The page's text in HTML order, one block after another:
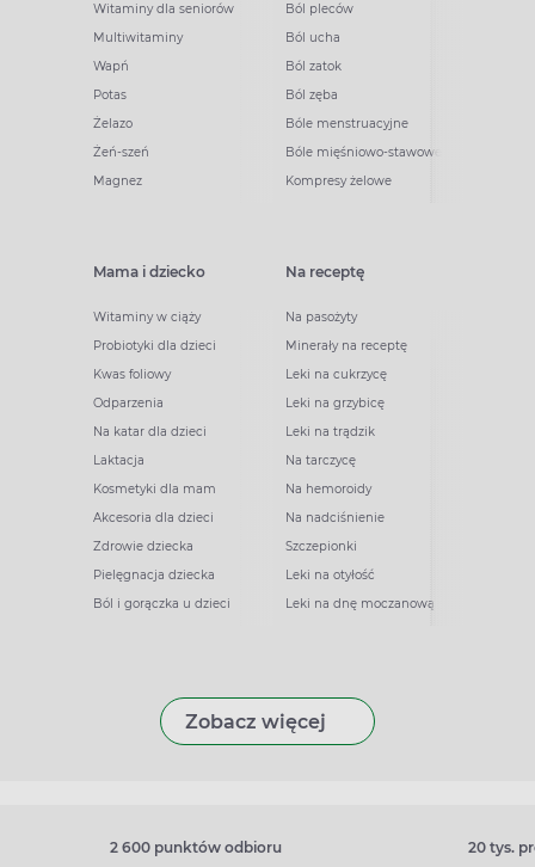
Witaminy dla seniorów
Multiwitaminy
Wapń
Potas
Żelazo
Żeń-szeń
Magnez
Ból pleców
Ból ucha
Ból zatok
Ból zęba
Bóle menstruacyjne
Bóle mięśniowo-stawowe
Kompresy żelowe
Mama i dziecko
Witaminy w ciąży
Probiotyki dla dzieci
Kwas foliowy
Odparzenia
Na katar dla dzieci
Laktacja
Kosmetyki dla mam
Akcesoria dla dzieci
Zdrowie dziecka
Pielęgnacja dziecka
Ból i gorączka u dzieci
Na receptę
Na pasożyty
Minerały na receptę
Leki na cukrzycę
Leki na grzybicę
Leki na trądzik
Na tarczycę
Na hemoroidy
Na nadciśnienie
Szczepionki
Leki na otyłość
Leki na dnę moczanową
Zobacz więcej
2 600 punktów odbioru 20 tys.